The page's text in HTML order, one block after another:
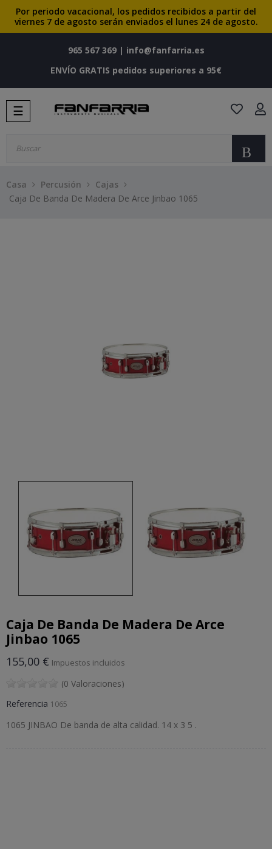
Por periodo vacacional, los pedidos recibidos a partir del
viernes 7 de agosto serán enviados el lunes 24 de agosto.
965 567 369| info@fanfarria.es
ENVÍO GRATIS pedidos superiores a 95€
Navegación
de
☰
Casa Percusión
Cajas
Caja De Banda De Madera De Arce Jinbao 1065
Caja De Banda De Madera De Arce
Jinbao 1065
155,00 € Impuestos incluidos
(0 Valoraciones)
Referencia 1065
1065 JINBAO De banda de alta calidad. 14 x 3 5 .